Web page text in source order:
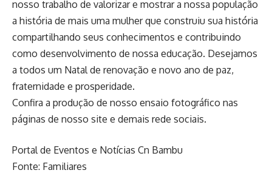
nosso trabalho de valorizar e mostrar a nossa população
a história de mais uma mulher que construiu sua história
compartilhando seus conhecimentos e contribuindo
como desenvolvimento de nossa educação. Desejamos
a todos um Natal de renovação e novo ano de paz,
fraternidade e prosperidade.
Confira a produção de nosso ensaio fotográfico nas
páginas de nosso site e demais rede sociais.
Portal de Eventos e Notícias Cn Bambu
Fonte: Familiares